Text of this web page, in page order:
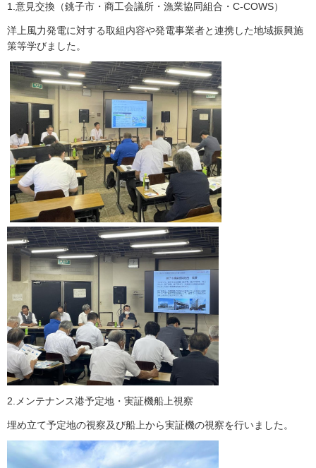
1.意見交換（銚子市・商工会議所・漁業協同組合・C-COWS）
洋上風力発電に対する取組内容や発電事業者と連携した地域振興施
策等学びました。
2.メンテナンス港予定地・実証機船上視察
埋め立て予定地の視察及び船上から実証機の視察を行いました。